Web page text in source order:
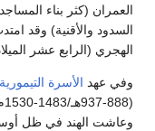
العمران (كثر بناء
السدود والأقنية) وقد
الهجري (الرابع عشر
وفي عهد الأسرة التيمورية
(888-937هـ/1483-1530م) مدينة
وعاشت الهند في ظل